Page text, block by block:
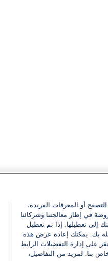
أو المعرفات الفريدة،
في إطار معالجتنا وشركائنا
إلى تعطيلها. إذا تم تعطيل
صلة بك. يمكنك إعادة عرض هذه
على إدارة التفضيلات الرابط
بنا. لمزيد من التفاصيل،